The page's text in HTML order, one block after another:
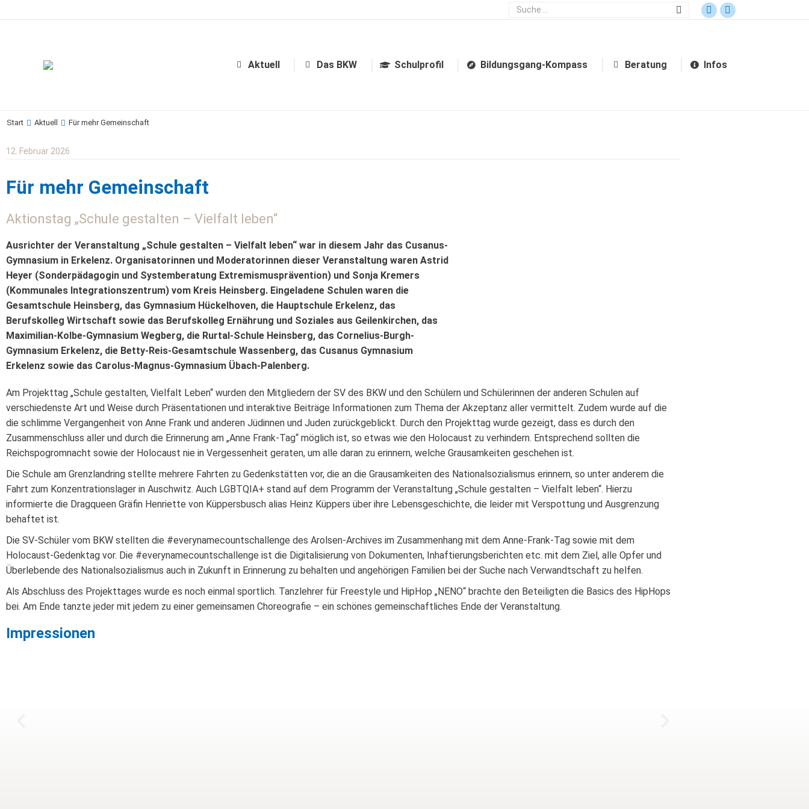
Aktuell Das BKW Schulprofil Bildungsgang-Kompass Beratung Infos
Sie befinden sich hier:
Start Aktuell Für mehr Gemeinschaft
12. Februar 2026
Für mehr Gemeinschaft
Aktionstag „Schule gestalten – Vielfalt leben“
Ausrichter der Veranstaltung „Schule gestalten – Vielfalt leben“ war in diesem Jahr das Cusanus-
Gymnasium in Erkelenz. Organisatorinnen und Moderatorinnen dieser Veranstaltung waren Astrid
Heyer (Sonderpädagogin und Systemberatung Extremismusprävention) und Sonja Kremers
(Kommunales Integrationszentrum) vom Kreis Heinsberg. Eingeladene Schulen waren die
Gesamtschule Heinsberg, das Gymnasium Hückelhoven, die Hauptschule Erkelenz, das
Berufskolleg Wirtschaft sowie das Berufskolleg Ernährung und Soziales aus Geilenkirchen, das
Maximilian-Kolbe-Gymnasium Wegberg, die Rurtal-Schule Heinsberg, das Cornelius-Burgh-
Gymnasium Erkelenz, die Betty-Reis-Gesamtschule Wassenberg, das Cusanus Gymnasium
Erkelenz sowie das Carolus-Magnus-Gymnasium Übach-Palenberg.
Am Projekttag „Schule gestalten, Vielfalt Leben“ wurden den Mitgliedern der SV des BKW und den Schülern und Schülerinnen der anderen Schulen auf
verschiedenste Art und Weise durch Präsentationen und interaktive Beiträge Informationen zum Thema der Akzeptanz aller vermittelt. Zudem wurde auf die
die schlimme Vergangenheit von Anne Frank und anderen Jüdinnen und Juden zurückgeblickt. Durch den Projekttag wurde gezeigt, dass es durch den
Zusammenschluss aller und durch die Erinnerung am „Anne Frank-Tag“ möglich ist, so etwas wie den Holocaust zu verhindern. Entsprechend sollten die
Reichspogromnacht sowie der Holocaust nie in Vergessenheit geraten, um alle daran zu erinnern, welche Grausamkeiten geschehen ist.
Die Schule am Grenzlandring stellte mehrere Fahrten zu Gedenkstätten vor, die an die Grausamkeiten des Nationalsozialismus erinnern, so unter anderem die
Fahrt zum Konzentrationslager in Auschwitz. Auch LGBTQIA+ stand auf dem Programm der Veranstaltung „Schule gestalten – Vielfalt leben“. Hierzu
informierte die Dragqueen Gräfin Henriette von Küppersbusch alias Heinz Küppers über ihre Lebensgeschichte, die leider mit Verspottung und Ausgrenzung
behaftet ist.
Die SV-Schüler vom BKW stellten die #everynamecountschallenge des Arolsen-Archives im Zusammenhang mit dem Anne-Frank-Tag sowie mit dem
Holocaust-Gedenktag vor. Die #everynamecountschallenge ist die Digitalisierung von Dokumenten, Inhaftierungsberichten etc. mit dem Ziel, alle Opfer und
Überlebende des Nationalsozialismus auch in Zukunft in Erinnerung zu behalten und angehörigen Familien bei der Suche nach Verwandtschaft zu helfen.
Als Abschluss des Projekttages wurde es noch einmal sportlich. Tanzlehrer für Freestyle und HipHop „NENO“ brachte den Beteiligten die Basics des HipHops
bei. Am Ende tanzte jeder mit jedem zu einer gemeinsamen Choreografie – ein schönes gemeinschaftliches Ende der Veranstaltung.
Impressionen
Bildungsgang-Kompass
Beratung